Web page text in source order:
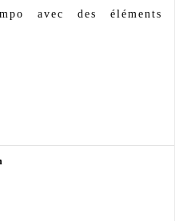
avec des éléments